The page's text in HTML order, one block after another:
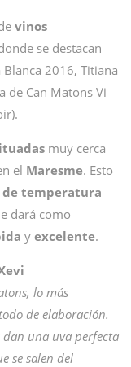
vinos
se destacan
2016, Titiana
de Can Matons Vi
muy cerca
el Maresme. Esto
de temperatura
dará como
y excelente.
lo más
de elaboración.
dan una uva perfecta
se salen del